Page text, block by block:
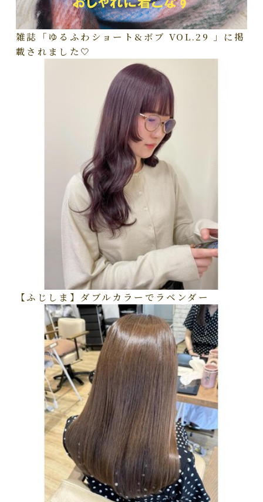
雑誌「ゆるふわショート&ボブ VOL.29 」に掲
載されました🤍
【ふじしま】ダブルカラーでラベンダー